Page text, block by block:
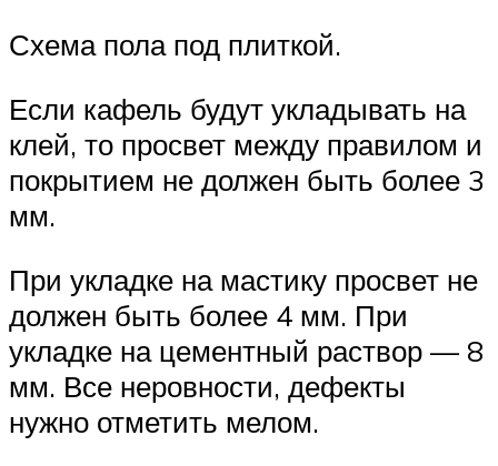
Схема пола под плиткой.
Если кафель будут укладывать на
клей, то просвет между правилом и
покрытием не должен быть более 3
мм.
При укладке на мастику просвет не
должен быть более 4 мм. При
укладке на цементный раствор — 8
мм. Все неровности, дефекты
нужно отметить мелом.